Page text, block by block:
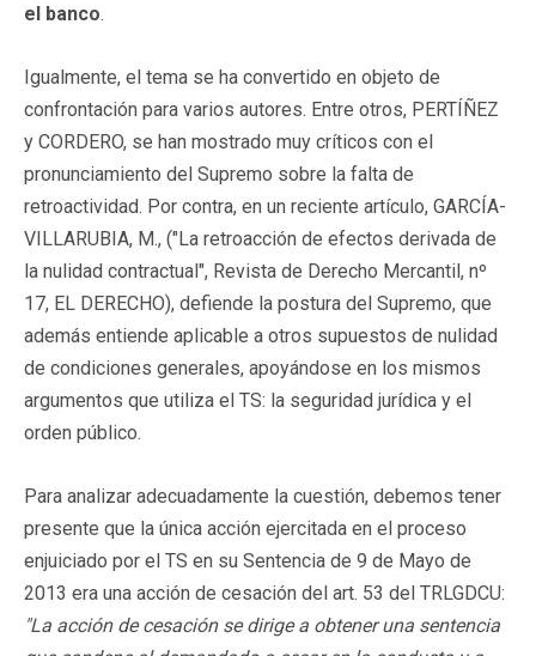
el banco.
Igualmente, el tema se ha convertido en objeto de
confrontación para varios autores. Entre otros, PERTÍÑEZ
y CORDERO, se han mostrado muy críticos con el
pronunciamiento del Supremo sobre la falta de
retroactividad. Por contra, en un reciente artículo, GARCÍA-
VILLARUBIA, M., ("La retroacción de efectos derivada de
la nulidad contractual", Revista de Derecho Mercantil, nº
17, EL DERECHO), defiende la postura del Supremo, que
además entiende aplicable a otros supuestos de nulidad
de condiciones generales, apoyándose en los mismos
argumentos que utiliza el TS: la seguridad jurídica y el
orden público.
Para analizar adecuadamente la cuestión, debemos tener
presente que la única acción ejercitada en el proceso
enjuiciado por el TS en su Sentencia de 9 de Mayo de
2013 era una acción de cesación del art. 53 del TRLGDCU:
"La acción de cesación se dirige a obtener una sentencia